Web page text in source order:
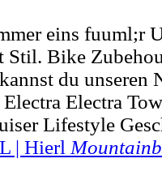
eins fuuml;r
Stil. Bike
du unseren
Electra
Lifestyle
| Hierl